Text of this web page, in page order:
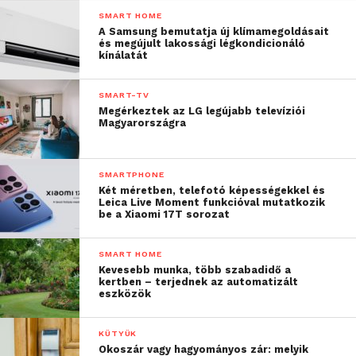
légáteresztő AirWeave Memory Foam
párnákat biztosít a maratoni
játékmenetekhez bármilyen platformon. Az
eredeti SteelSeries Arctis 7 volt minden idők
legtöbbet díjazott headsetje… Üdvözlünk a
gaming hangzás jövőjében! (Elérhető
PlayStation- és Xbox-specifikus
kivitelekben.)
Testreszabhatóság:
Nova Booster csomagok (fedlap +
fejpánt)– A testreszabhatóság
kulcsfontosságú. Igazítsd stílusodhoz,
hangulatodhoz vagy a nap során viselt
ruhádhoz, és szabd személyre a Nova 7
vezeték nélküli fejhallgatót fém fedlapokkal
és egy hozzáillő fejpánttal! Válassz a Lilac,
SMART HOME
A Samsung bemutatja új klímamegoldásait
és megújult lakossági légkondicionáló
kínálatát
SMART-TV
Megérkeztek az LG legújabb televíziói
Magyarországra
SMARTPHONE
Két méretben, telefotó képességekkel és
Leica Live Moment funkcióval mutatkozik
be a Xiaomi 17T sorozat
SMART HOME
Kevesebb munka, több szabadidő a
kertben – terjednek az automatizált
eszközök
KÜTYÜK
Okoszár vagy hagyományos zár: melyik